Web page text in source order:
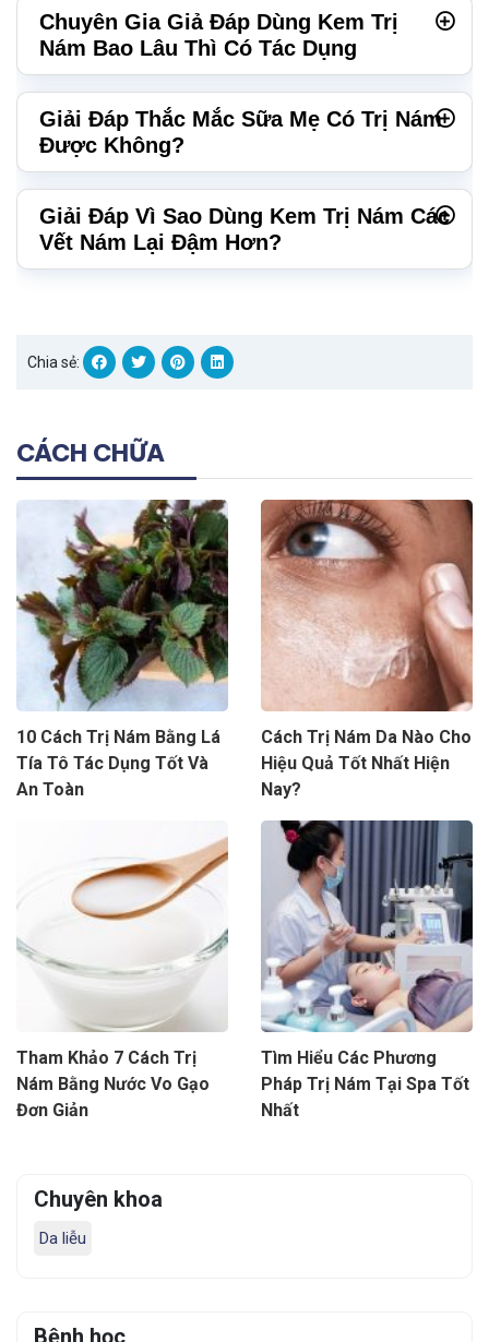
Chuyên Gia Giả Đáp Dùng Kem Trị
Nám Bao Lâu Thì Có Tác Dụng
Giải Đáp Thắc Mắc Sữa Mẹ Có Trị Nám
Được Không?
Giải Đáp Vì Sao Dùng Kem Trị Nám Các
Vết Nám Lại Đậm Hơn?
Chia sẻ:
CÁCH CHỮA
10 Cách Trị Nám Bằng Lá
Tía Tô Tác Dụng Tốt Và
An Toàn
Cách Trị Nám Da Nào Cho
Hiệu Quả Tốt Nhất Hiện
Nay?
Tham Khảo 7 Cách Trị
Nám Bằng Nước Vo Gạo
Đơn Giản
Tìm Hiểu Các Phương
Pháp Trị Nám Tại Spa Tốt
Nhất
Chuyên khoa
Da liễu